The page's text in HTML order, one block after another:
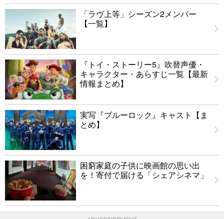
「ラヴ上等」シーズン2メンバー
【一覧】
『トイ・ストーリー5』吹替声優・
キャラクター・あらすじ一覧【最新
情報まとめ】
実写『ブルーロック』キャスト【ま
とめ】
困窮家庭の子供に映画館の思い出
を！寄付で届ける「シェアシネマ」